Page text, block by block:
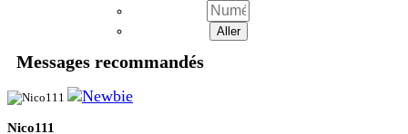
Messages recommandés
Nico111